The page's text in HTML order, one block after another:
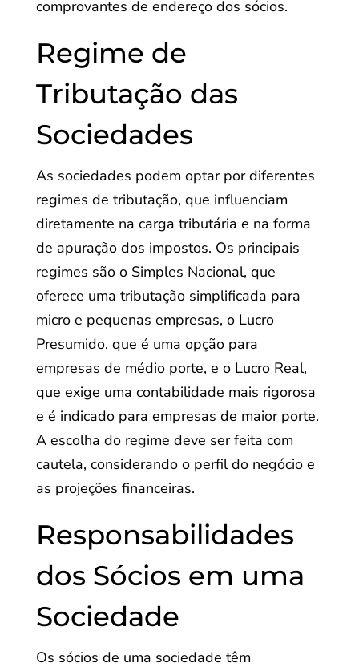
comprovantes de endereço dos sócios.
Regime de
Tributação das
Sociedades
As sociedades podem optar por diferentes
regimes de tributação, que influenciam
diretamente na carga tributária e na forma
de apuração dos impostos. Os principais
regimes são o Simples Nacional, que
oferece uma tributação simplificada para
micro e pequenas empresas, o Lucro
Presumido, que é uma opção para
empresas de médio porte, e o Lucro Real,
que exige uma contabilidade mais rigorosa
e é indicado para empresas de maior porte.
A escolha do regime deve ser feita com
cautela, considerando o perfil do negócio e
as projeções financeiras.
Responsabilidades
dos Sócios em uma
Sociedade
Os sócios de uma sociedade têm